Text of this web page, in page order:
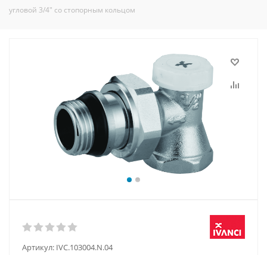
угловой 3/4" со стопорным кольцом
Артикул: IVC.103004.N.04